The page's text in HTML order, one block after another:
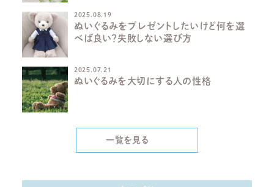
2025.08.19
ぬいぐるみをプレゼントしたいけど何を選
べば良い？失敗しない選び方
2025.07.21
ぬいぐるみを大切にする人の性格
一覧を見る